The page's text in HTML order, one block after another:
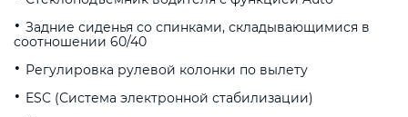
Задние сиденья со спинками, складывающимися в
соотношении 60/40
Регулировка рулевой колонки по вылету
ESC (Система электронной стабилизации)